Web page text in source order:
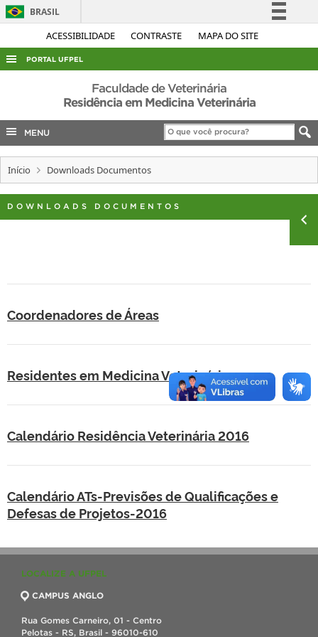
ACESSIBILIDADE CONTRASTE MAPA DO SITE
BRASIL
Simplifique!
Acesso à informação
Legislação
Canais
PORTAL UFPEL
ACESSO À INFORMAÇÃO
AUDITORIA
COBALTO
CONCURSOS
INTERNACIONAL
Faculdade de Veterinária
Residência em Medicina Veterinária
MENU
Início Downloads Documentos
DOWNLOADS DOCUMENTOS
Coordenadores de Áreas
Residentes em Medicina Veterinária
Calendário Residência Veterinária 2016
Calendário ATs-Previsões de Qualificações e
Defesas de Projetos-2016
LOCALIZE A UFPEL
CAMPUS ANGLO
Rua Gomes Carneiro, 01 - Centro
Pelotas - RS, Brasil - 96010-610